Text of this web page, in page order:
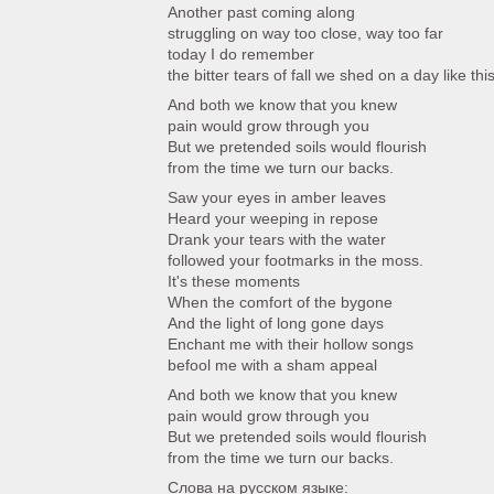
Another past coming along
struggling on way too close, way too far
today I do remember
the bitter tears of fall we shed on a day like this
And both we know that you knew
pain would grow through you
But we pretended soils would flourish
from the time we turn our backs.
Saw your eyes in amber leaves
Heard your weeping in repose
Drank your tears with the water
followed your footmarks in the moss.
It's these moments
When the comfort of the bygone
And the light of long gone days
Enchant me with their hollow songs
befool me with a sham appeal
And both we know that you knew
pain would grow through you
But we pretended soils would flourish
from the time we turn our backs.
Слова на русском языке: